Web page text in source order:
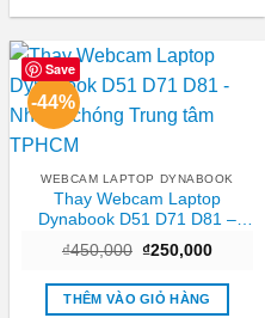
Save
-44%
WEBCAM LAPTOP DYNABOOK
Thay Webcam Laptop
Dynabook D51 D71 D81 –
TPHCM
₫450,000 Giá
là:
₫450,000.
₫250,000Giá
tại
THÊM VÀO GIỎ HÀNG